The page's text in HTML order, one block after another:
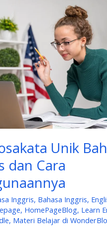
Unik
dan Cara
Inggris, Bahasa Inggris,
, HomePageBlog, Learn
, Materi Belajar di